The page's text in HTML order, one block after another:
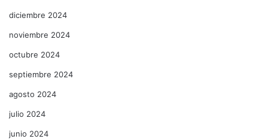
diciembre 2024
noviembre 2024
octubre 2024
septiembre 2024
agosto 2024
julio 2024
junio 2024